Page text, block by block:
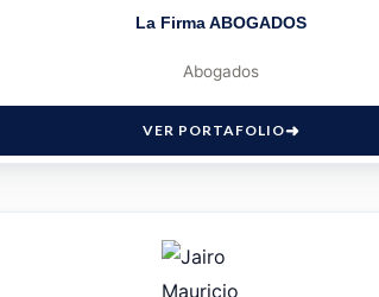
La Firma ABOGADOS
Abogados
VER PORTAFOLIO